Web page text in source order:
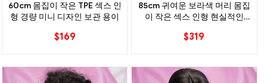
60cm 몸집이 작은 TPE 섹스 인
형 경량 미니 디자인 보관 용이
$169
85cm 귀여운 보라색 머리 몸집
이 작은 섹스 인형 현실적인
$319